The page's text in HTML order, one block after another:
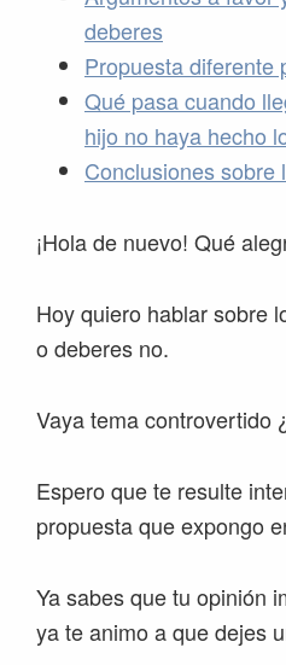
deberes
Propuesta diferente
Qué pasa cuando
hijo no haya hecho
Conclusiones sobre
¡Hola de nuevo! Qué
Hoy quiero hablar sobre
o deberes no.
Vaya tema controvertido
Espero que te resulte
propuesta que expongo
Ya sabes que tu opinión
ya te animo a que dejes